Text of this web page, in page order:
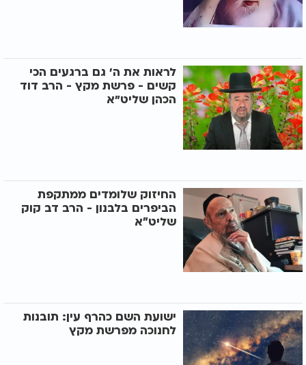
לראות את ה' גם ברגעים הכי
קשים - פרשת מקץ - הרב דוד
הכהן שליט"א
החיזוק שלומדים ממתקפת
הביפרים בלבנון - הרב דב קוק
שליט״א
ישועת השם כהרף עין: תובנות
לחנוכה מפרשת מקץ